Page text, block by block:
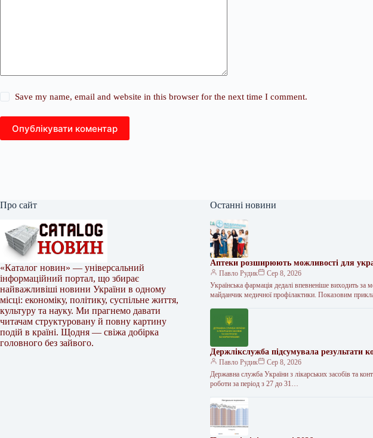
Save my name, email and website in this browser for the next time I comment.
Опублікувати коментар
Про сайт
«Каталог новин» — універсальний
інформаційний портал, що збирає
найважливіші новини України в одному
місці: економіку, політику, суспільне життя,
культуру та науку. Ми прагнемо давати
читачам структуровану й повну картину
подій в країні. Щодня — свіжа добірка
головного без зайвого.
Останні новини
Аптеки розширюють можливості для
Павло Рудик
Сер 8, 2026
Українська фармація дедалі впевненіше виходить за
майданчик медичної профілактики. Показовим
Держлікслужба підсумувала результати
Павло Рудик
Сер 8, 2026
Державна служба України з лікарських засобів та
роботи за період з 27 до 31…